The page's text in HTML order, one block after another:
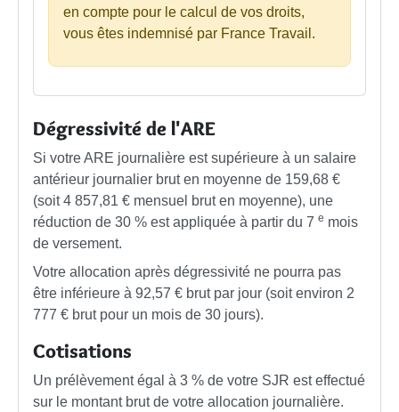
en compte pour le calcul de vos droits,
vous êtes indemnisé par France Travail.
Dégressivité de l'ARE
Si votre ARE journalière est supérieure à un salaire
antérieur journalier brut en moyenne de 159,68 €
(soit 4 857,81 € mensuel brut en moyenne), une
réduction de 30 % est appliquée à partir du 7 e mois
de versement.
Votre allocation après dégressivité ne pourra pas
être inférieure à 92,57 € brut par jour (soit environ 2
777 € brut pour un mois de 30 jours).
Cotisations
Un prélèvement égal à 3 % de votre SJR est effectué
sur le montant brut de votre allocation journalière.